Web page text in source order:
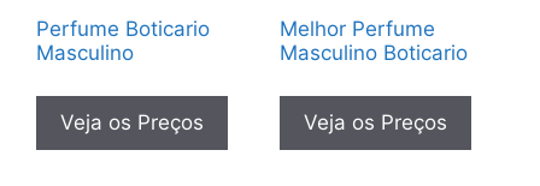
Perfume Boticario
Masculino
Veja os Preços
Melhor Perfume
Masculino Boticario
Veja os Preços